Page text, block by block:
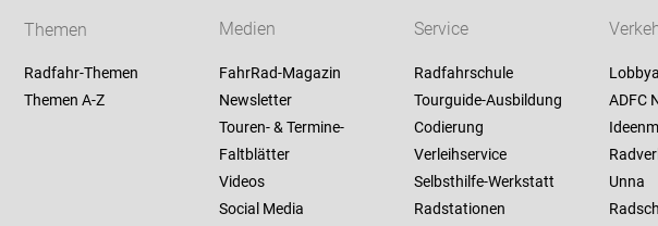
Themen
Radfahr-Themen
Themen A-Z
Medien
FahrRad-Magazin
Newsletter
Touren- & Termine-
Faltblätter
Videos
Social Media
Service
Radfahrschule
Tourguide-Ausbildung
Codierung
Verleihservice
Selbsthilfe-Werkstatt
Radstationen
ADFC
Unna